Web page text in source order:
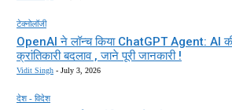
टेक्नोलॉजी
OpenAI ने लॉन्च किया ChatGPT Agent: AI
क्रांतिकारी बदलाव , जाने पूरी जानकारी !
Vidit Singh - July 3, 2026
देश - विदेश